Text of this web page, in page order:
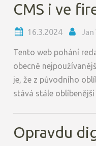
CMS i ve
16.3.2024
Tento web pohání
obecně
je, že z původního
stává stále
Opravdu